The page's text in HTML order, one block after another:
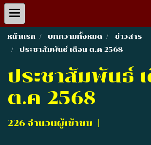
หน้าแรก บทความทั้งหมด
ข่าวสาร
ประชาสัมพันธ์ เดือน ต.ค 2568
ประชาสัมพันธ์
ต.ค 2568
226 จำนวนผู้เข้าชม